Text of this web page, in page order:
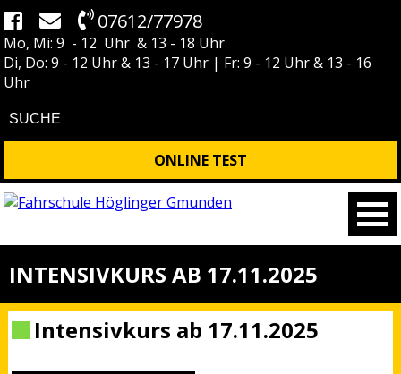
07612/77978
Mo, Mi: 9 - 12 Uhr & 13 - 18 Uhr
Di, Do: 9 - 12 Uhr & 13 - 17 Uhr | Fr: 9 - 12 Uhr & 13 - 16
Uhr
ONLINE TEST
INTENSIVKURS AB 17.11.2025
Intensivkurs ab 17.11.2025